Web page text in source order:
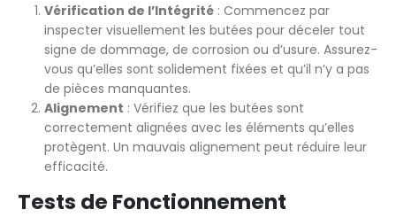
Vérification de l’Intégrité: Commencez par
inspecter visuellement les butées pour déceler tout
signe de dommage, de corrosion ou d’usure. Assurez-
vous qu’elles sont solidement fixées et qu’il n’y a pas
de pièces manquantes.
Alignement : Vérifiez que les butées sont
correctement alignées avec les éléments qu’elles
protègent. Un mauvais alignement peut réduire leur
efficacité.
Tests de Fonctionnement